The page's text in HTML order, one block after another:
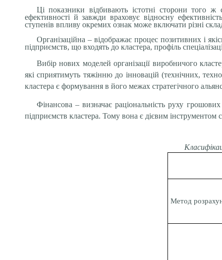
Ці показники відбивають істотні сторони того
ефективності й завжди враховує відносну
ступенів впливу окремих ознак може включати різні
Організаційна – відображає процес позитивних і
підприємств, що входять до кластера, профіль
Вибір нових моделей організації виробничого
які сприятимуть тяжінню до інновацій (технічних,
кластера є формування в його межах стратегічного
Фінансова – визначає раціональність руху
підприємств кластера. Тому вона є дієвим інструментом
Метод